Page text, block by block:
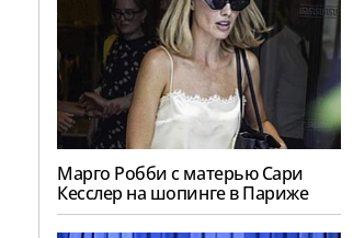
Марго Робби с матерью Сари
Кесслер на шопинге в Париже